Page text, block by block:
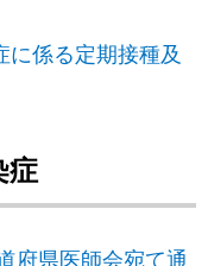
に係る定期接種及
症
府県医師会宛て通